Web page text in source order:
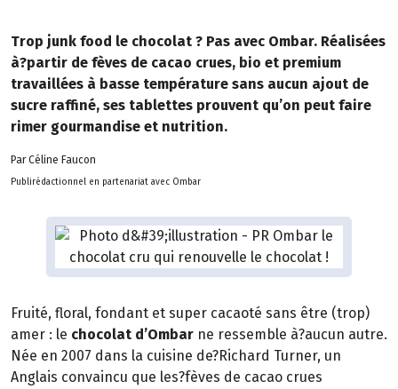
Trop junk food le chocolat ? Pas avec Ombar. Réalisées
à?partir de fèves de cacao crues, bio et premium
travaillées à basse température sans aucun ajout de
sucre raffiné, ses tablettes prouvent qu’on peut faire
rimer gourmandise et nutrition.
Par Céline Faucon
Publirédactionnel en partenariat avec Ombar
Fruité, floral, fondant et super cacaoté sans être (trop)
amer : le chocolat d’Ombar ne ressemble à?aucun autre.
Née en 2007 dans la cuisine de?Richard Turner, un
Anglais convaincu que les?fèves de cacao crues